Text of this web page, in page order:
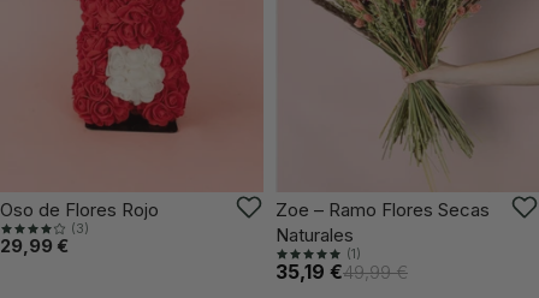
VUELVE PRONTO
Oso de Flores Rojo
(3)
29,99 €
VUELVE PRONTO
Zoe – Ramo Flores Secas
Naturales
(1)
35,19 €49,99 €